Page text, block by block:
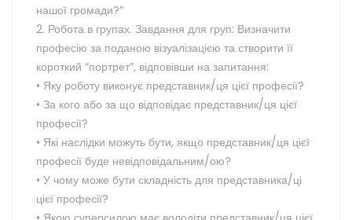
нашої громади?”
2. Робота в групах. Завдання для груп: Визначити
професію за поданою візуалізацією та створити її
короткий “портрет”, відповівши на запитання:
• Яку роботу виконує представник/ця цієї професії?
• За кого або за що відповідає представник/ця цієї
професії?
• Які наслідки можуть бути, якщо представник/ця цієї
професії буде невідповідальним/ою?
• У чому може бути складність для представника/ці
цієї професії?